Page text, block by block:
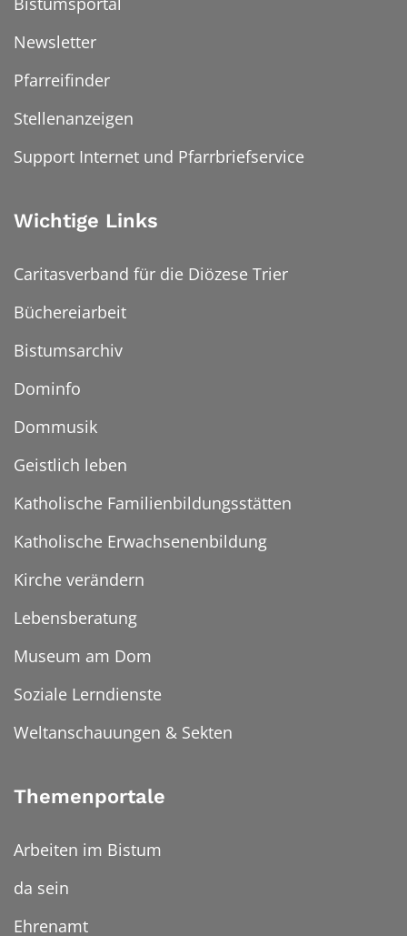
Newsletter
Pfarreifinder
Stellenanzeigen
Support Internet und Pfarrbriefservice
Wichtige Links
Caritasverband für die Diözese Trier
Büchereiarbeit
Bistumsarchiv
Dominfo
Dommusik
Geistlich leben
Katholische Familienbildungsstätten
Katholische Erwachsenenbildung
Kirche verändern
Lebensberatung
Museum am Dom
Soziale Lerndienste
Weltanschauungen & Sekten
Themenportale
Arbeiten im Bistum
da sein
Ehrenamt